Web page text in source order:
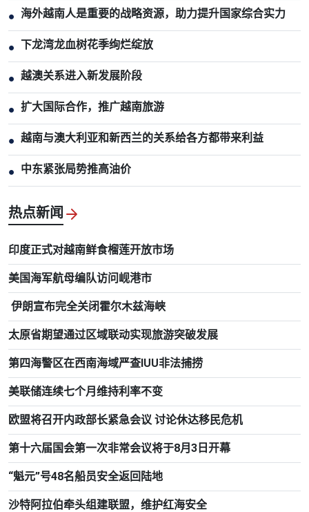
● 海外越南人是重要的战略资源，助力提升国家综合实力
● 下龙湾龙血树花季绚烂绽放
● 越澳关系进入新发展阶段
● 扩大国际合作，推广越南旅游
● 越南与澳大利亚和新西兰的关系给各方都带来利益
● 中东紧张局势推高油价
热点新闻
印度正式对越南鲜食榴莲开放市场
美国海军航母编队访问岘港市
伊朗宣布完全关闭霍尔木兹海峡
太原省期望通过区域联动实现旅游突破发展
第四海警区在西南海域严查IUU非法捕捞
美联储连续七个月维持利率不变
欧盟将召开内政部长紧急会议 讨论休达移民危机
第十六届国会第一次非常会议将于8月3日开幕
“魁元”号48名船员安全返回陆地
沙特阿拉伯牵头组建联盟，维护红海安全